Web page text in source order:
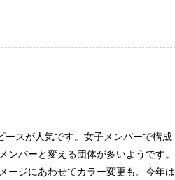
スが人気です。女子メンバーで構成
バーと変える団体が多いようです。
ージにあわせてカラー変更も。今年は